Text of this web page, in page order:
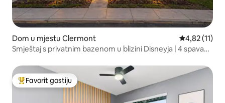
Dom u mjestu Clermont Prosječna
4,82 (11)
Smještaj s privatnim bazenom u blizini Disneyja | 4 spavaće
Glavni favorit gostiju
Favorit gostiju